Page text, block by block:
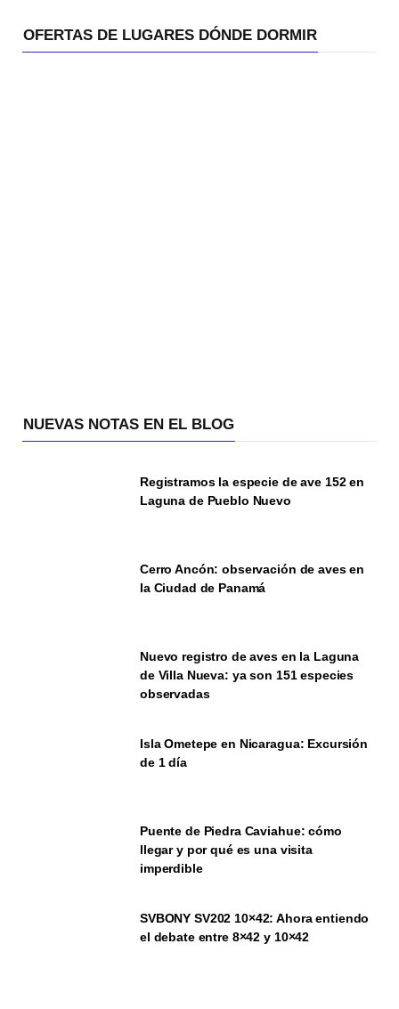
OFERTAS DE LUGARES DÓNDE DORMIR
NUEVAS NOTAS EN EL BLOG
Registramos la especie de ave 152 en
Laguna de Pueblo Nuevo
Cerro Ancón: observación de aves en
la Ciudad de Panamá
Nuevo registro de aves en la Laguna
de Villa Nueva: ya son 151 especies
observadas
Isla Ometepe en Nicaragua: Excursión
de 1 día
Puente de Piedra Caviahue: cómo
llegar y por qué es una visita
imperdible
SVBONY SV202 10×42: Ahora entiendo
el debate entre 8×42 y 10×42